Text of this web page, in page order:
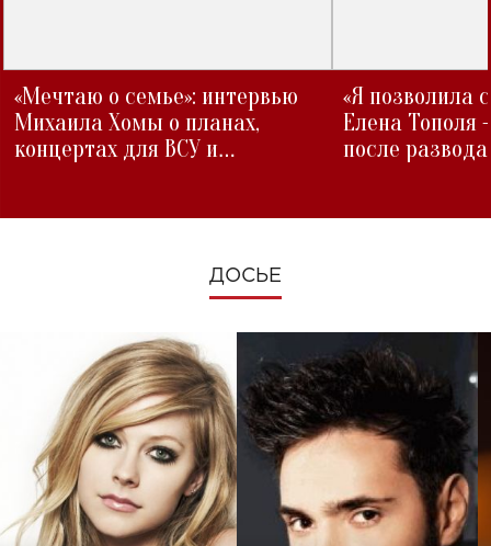
«Мечтаю о семье»: интервью
Михаила Хомы о планах,
концертах для ВСУ и
«Я позволила
Елена Тополя
после развода
ДОСЬЕ